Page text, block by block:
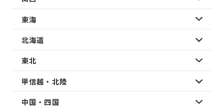
東海
北海道
東北
甲信越・北陸
中国・四国